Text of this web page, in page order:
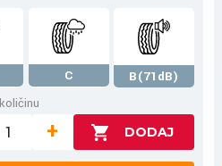
C
B(71dB)
+